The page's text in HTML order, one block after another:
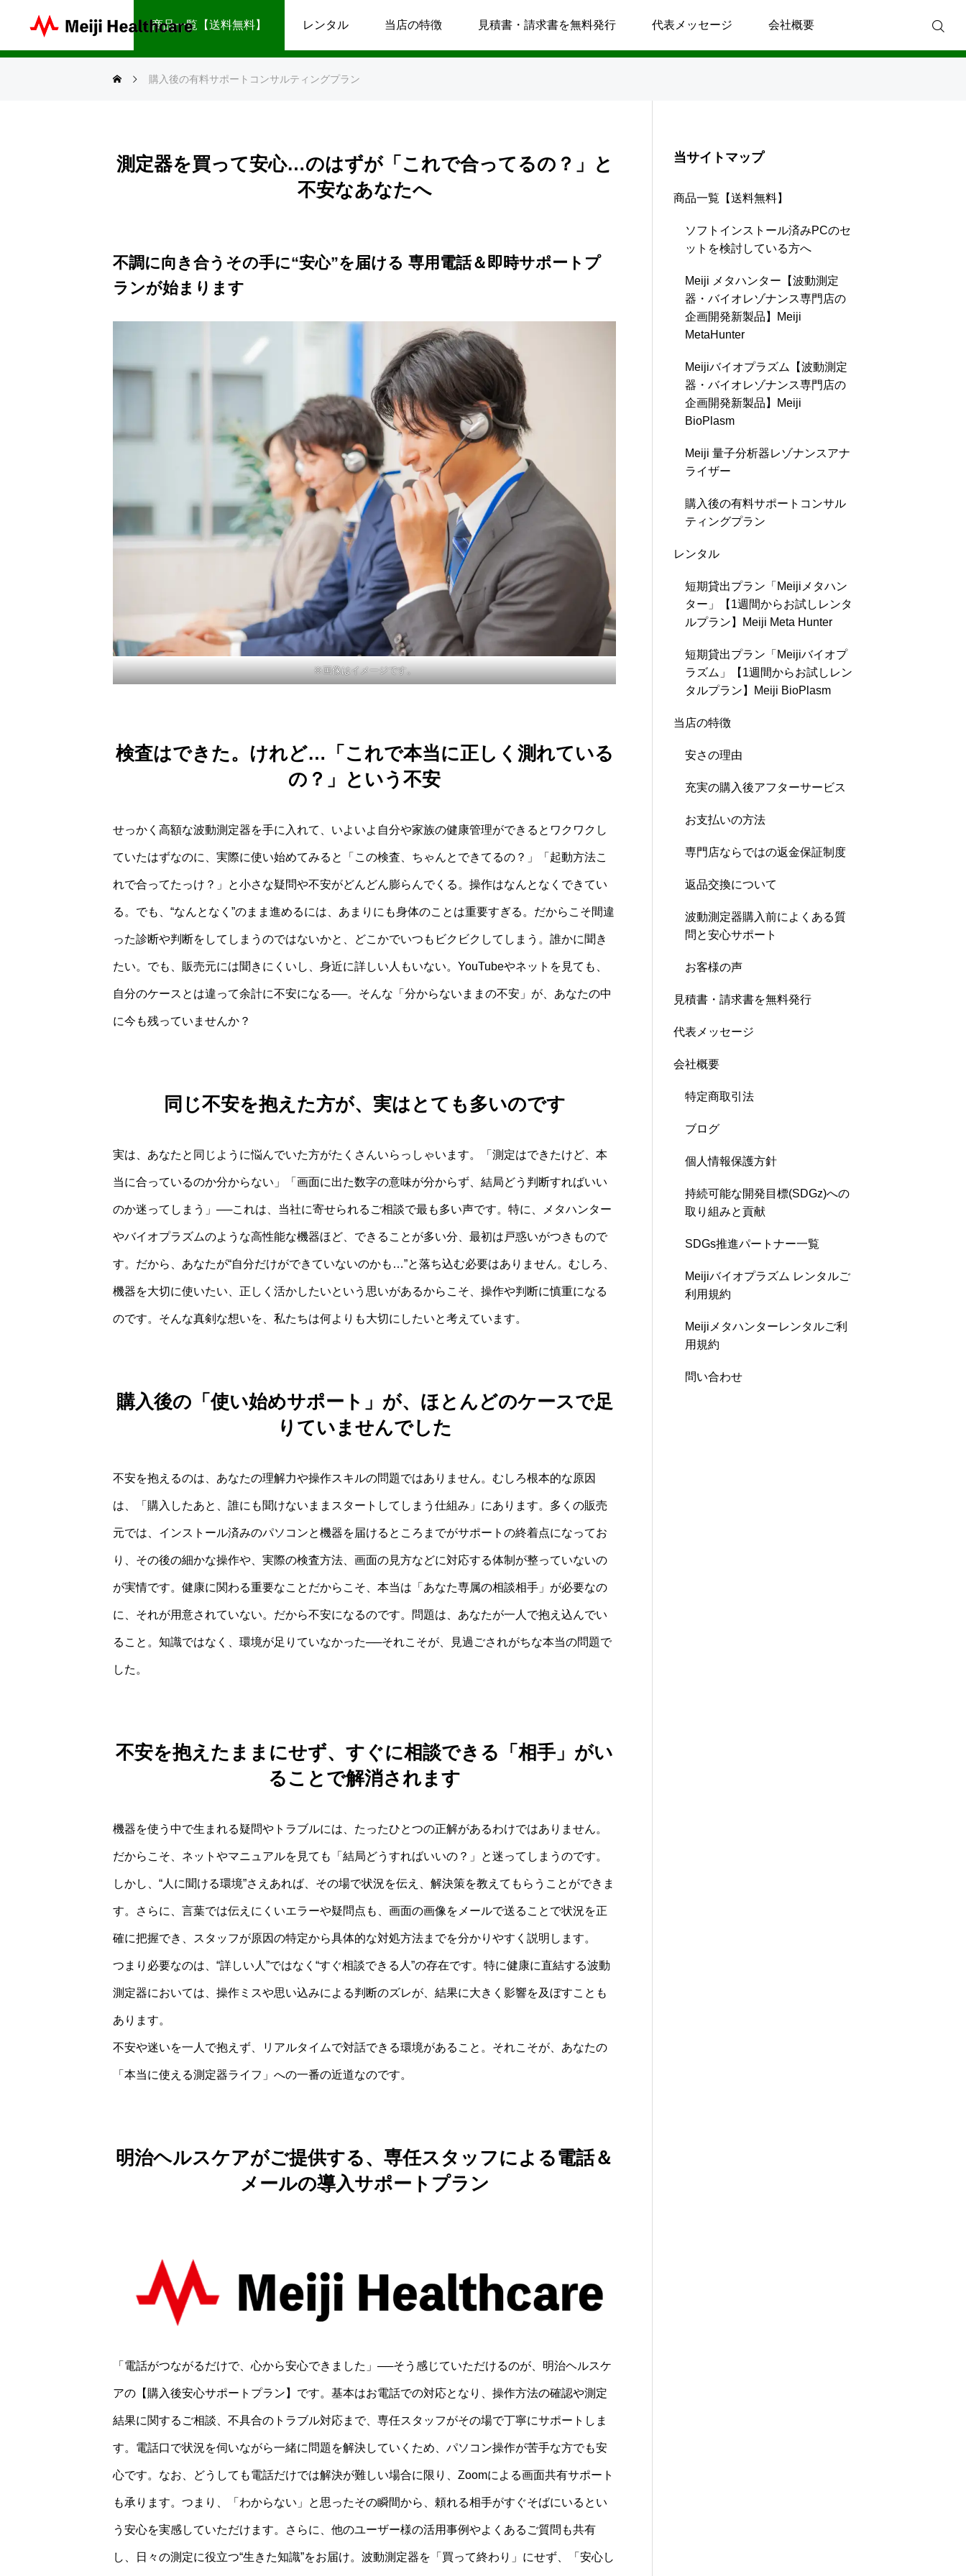
商品一覧【送料無料】 レンタル 当店の特徴 見積書・請求書を無料発行 代表メッセージ 会社概要
購入後の有料サポートコンサルティングプラン
購入後の有料サポートコンサルティングプラン
測定器を買って安心…のはずが「これで合ってるの？」と
不安なあなたへ
不調に向き合うその手に“安心”を届ける 専用電話＆即時サポートプ
ランが始まります
※画像はイメージです。
検査はできた。けれど…「これで本当に正しく測れている
の？」という不安
せっかく高額な波動測定器を手に入れて、いよいよ自分や家族の健康管理ができるとワクワクし
ていたはずなのに、実際に使い始めてみると「この検査、ちゃんとできてるの？」「起動方法こ
れで合ってたっけ？」と小さな疑問や不安がどんどん膨らんでくる。操作はなんとなくできてい
る。でも、“なんとなく”のまま進めるには、あまりにも身体のことは重要すぎる。だからこそ間違
った診断や判断をしてしまうのではないかと、どこかでいつもビクビクしてしまう。誰かに聞き
たい。でも、販売元には聞きにくいし、身近に詳しい人もいない。YouTubeやネットを見ても、
自分のケースとは違って余計に不安になる──。そんな「分からないままの不安」が、あなたの中
に今も残っていませんか？
同じ不安を抱えた方が、実はとても多いのです
実は、あなたと同じように悩んでいた方がたくさんいらっしゃいます。「測定はできたけど、本
当に合っているのか分からない」「画面に出た数字の意味が分からず、結局どう判断すればいい
のか迷ってしまう」──これは、当社に寄せられるご相談で最も多い声です。特に、メタハンター
やバイオプラズムのような高性能な機器ほど、できることが多い分、最初は戸惑いがつきもので
す。だから、あなたが“自分だけができていないのかも…”と落ち込む必要はありません。むしろ、
機器を大切に使いたい、正しく活かしたいという思いがあるからこそ、操作や判断に慎重になる
のです。そんな真剣な想いを、私たちは何よりも大切にしたいと考えています。
購入後の「使い始めサポート」が、ほとんどのケースで足
りていませんでした
不安を抱えるのは、あなたの理解力や操作スキルの問題ではありません。むしろ根本的な原因
は、「購入したあと、誰にも聞けないままスタートしてしまう仕組み」にあります。多くの販売
元では、インストール済みのパソコンと機器を届けるところまでがサポートの終着点になってお
り、その後の細かな操作や、実際の検査方法、画面の見方などに対応する体制が整っていないの
が実情です。健康に関わる重要なことだからこそ、本当は「あなた専属の相談相手」が必要なの
に、それが用意されていない。だから不安になるのです。問題は、あなたが一人で抱え込んでい
ること。知識ではなく、環境が足りていなかった──それこそが、見過ごされがちな本当の問題で
した。
不安を抱えたままにせず、すぐに相談できる「相手」がい
ることで解消されます
機器を使う中で生まれる疑問やトラブルには、たったひとつの正解があるわけではありません。
だからこそ、ネットやマニュアルを見ても「結局どうすればいいの？」と迷ってしまうのです。
しかし、“人に聞ける環境”さえあれば、その場で状況を伝え、解決策を教えてもらうことができま
す。さらに、言葉では伝えにくいエラーや疑問点も、画面の画像をメールで送ることで状況を正
確に把握でき、スタッフが原因の特定から具体的な対処方法までを分かりやすく説明します。
つまり必要なのは、“詳しい人”ではなく“すぐ相談できる人”の存在です。特に健康に直結する波動
測定器においては、操作ミスや思い込みによる判断のズレが、結果に大きく影響を及ぼすことも
あります。
不安や迷いを一人で抱えず、リアルタイムで対話できる環境があること。それこそが、あなたの
「本当に使える測定器ライフ」への一番の近道なのです。
明治ヘルスケアがご提供する、専任スタッフによる電話＆
メールの導入サポートプラン
「電話がつながるだけで、心から安心できました」──そう感じていただけるのが、明治ヘルスケ
アの【購入後安心サポートプラン】です。基本はお電話での対応となり、操作方法の確認や測定
結果に関するご相談、不具合のトラブル対応まで、専任スタッフがその場で丁寧にサポートしま
す。電話口で状況を伺いながら一緒に問題を解決していくため、パソコン操作が苦手な方でも安
心です。なお、どうしても電話だけでは解決が難しい場合に限り、Zoomによる画面共有サポート
も承ります。つまり、「わからない」と思ったその瞬間から、頼れる相手がすぐそばにいるとい
う安心を実感していただけます。さらに、他のユーザー様の活用事例やよくあるご質問も共有
し、日々の測定に役立つ“生きた知識”をお届け。波動測定器を「買って終わり」にせず、「安心し
当サイトマップ
商品一覧【送料無料】
ソフトインストール済みPCのセ
ットを検討している方へ
Meiji メタハンター【波動測定
器・バイオレゾナンス専門店の
企画開発新製品】Meiji
MetaHunter
Meijiバイオプラズム【波動測定
器・バイオレゾナンス専門店の
企画開発新製品】Meiji
BioPlasm
Meiji 量子分析器レゾナンスアナ
ライザー
購入後の有料サポートコンサル
ティングプラン
レンタル
短期貸出プラン「Meijiメタハン
ター」【1週間からお試しレンタ
ルプラン】Meiji Meta Hunter
短期貸出プラン「Meijiバイオプ
ラズム」【1週間からお試しレン
タルプラン】Meiji BioPlasm
当店の特徴
安さの理由
充実の購入後アフターサービス
お支払いの方法
専門店ならではの返金保証制度
返品交換について
波動測定器購入前によくある質
問と安心サポート
お客様の声
見積書・請求書を無料発行
代表メッセージ
会社概要
特定商取引法
ブログ
個人情報保護方針
持続可能な開発目標(SDGz)への
取り組みと貢献
SDGs推進パートナー一覧
Meijiバイオプラズム レンタルご
利用規約
Meijiメタハンターレンタルご利
用規約
問い合わせ